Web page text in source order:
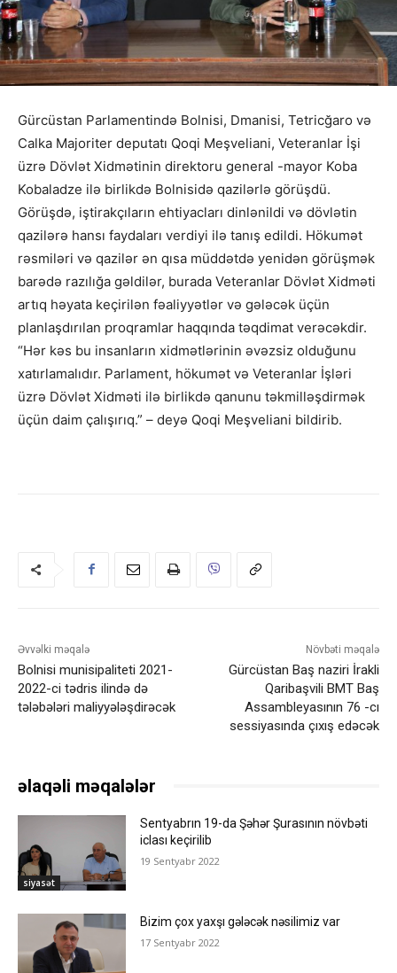
Gürcüstan Parlamentində Bolnisi, Dmanisi, Tetricğaro və
Calka Majoriter deputatı Qoqi Meşveliani, Veteranlar İşi
üzrə Dövlət Xidmətinin direktoru general -mayor Koba
Kobaladze ilə birlikdə Bolnisidə qazilərlə görüşdü.
Görüşdə, iştirakçıların ehtiyacları dinlənildi və dövlətin
qazilərə hansı faydaları verdiyi ilə tanış edildi. Hökumət
rəsmiləri və qazilər ən qısa müddətdə yenidən görüşmək
barədə razılığa gəldilər, burada Veteranlar Dövlət Xidməti
artıq həyata keçirilən fəaliyyətlər və gələcək üçün
planlaşdırılan proqramlar haqqında təqdimat verəcəkdir.
“Hər kəs bu insanların xidmətlərinin əvəzsiz olduğunu
xatırlamalıdır. Parlament, hökumət və Veteranlar İşləri
üzrə Dövlət Xidməti ilə birlikdə qanunu təkmilləşdirmək
üçün daim çalışırıq.” – deyə Qoqi Meşveliani bildirib.
Əvvəlki məqalə
Bolnisi munisipaliteti 2021-
2022-ci tədris ilində də
tələbələri maliyyələşdirəcək
Növbəti məqalə
Gürcüstan Baş naziri İrakli
Qaribaşvili BMT Baş
Assambleyasının 76 -cı
sessiyasında çıxış edəcək
əlaqəli məqalələr
siyasət
Sentyabrın 19-da Şəhər Şurasının növbəti
iclası keçirilib
19 Sentyabr 2022
Bizim çox yaxşı gələcək nəsilimiz var
17 Sentyabr 2022